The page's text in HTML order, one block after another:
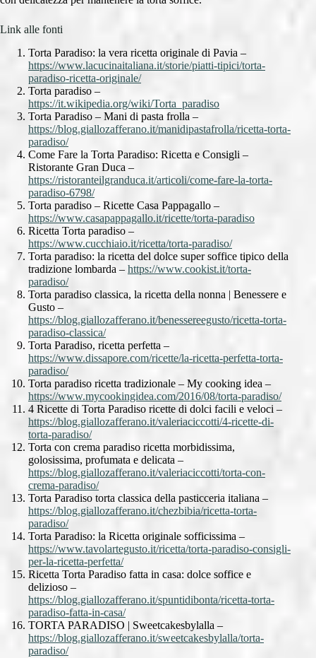
Link alle fonti
Torta Paradiso: la vera ricetta originale di Pavia –
https://www.lacucinaitaliana.it/storie/piatti-tipici/torta-
paradiso-ricetta-originale/
Torta paradiso –
https://it.wikipedia.org/wiki/Torta_paradiso
Torta Paradiso – Mani di pasta frolla –
https://blog.giallozafferano.it/manidipastafrolla/ricetta-torta-
paradiso/
Come Fare la Torta Paradiso: Ricetta e Consigli –
Ristorante Gran Duca –
https://ristoranteilgranduca.it/articoli/come-fare-la-torta-
paradiso-6798/
Torta paradiso – Ricette Casa Pappagallo –
https://www.casapappagallo.it/ricette/torta-paradiso
Ricetta Torta paradiso –
https://www.cucchiaio.it/ricetta/torta-paradiso/
Torta paradiso: la ricetta del dolce super soffice tipico della
tradizione lombarda –https://www.cookist.it/torta-
paradiso/
Torta paradiso classica, la ricetta della nonna | Benessere e
Gusto –
https://blog.giallozafferano.it/benessereegusto/ricetta-torta-
paradiso-classica/
Torta Paradiso, ricetta perfetta –
https://www.dissapore.com/ricette/la-ricetta-perfetta-torta-
paradiso/
Torta paradiso ricetta tradizionale – My cooking idea –
https://www.mycookingidea.com/2016/08/torta-paradiso/
4 Ricette di Torta Paradiso ricette di dolci facili e veloci –
https://blog.giallozafferano.it/valeriaciccotti/4-ricette-di-
torta-paradiso/
Torta con crema paradiso ricetta morbidissima,
golosissima, profumata e delicata –
https://blog.giallozafferano.it/valeriaciccotti/torta-con-
crema-paradiso/
Torta Paradiso torta classica della pasticceria italiana –
https://blog.giallozafferano.it/chezbibia/ricetta-torta-
paradiso/
Torta Paradiso: la Ricetta originale sofficissima –
https://www.tavolartegusto.it/ricetta/torta-paradiso-consigli-
per-la-ricetta-perfetta/
Ricetta Torta Paradiso fatta in casa: dolce soffice e
delizioso –
https://blog.giallozafferano.it/spuntidibonta/ricetta-torta-
paradiso-fatta-in-casa/
TORTA PARADISO | Sweetcakesbylalla –
https://blog.giallozafferano.it/sweetcakesbylalla/torta-
paradiso/